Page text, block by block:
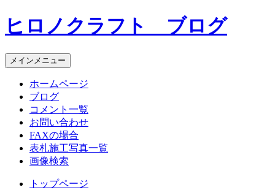
コ
ン
ン
ツ
ヒロノクラフト ブログ
メインメニュー
ホームページ
ブログ
コメント一覧
お問い合わせ
FAXの場合
表札施工写真一覧
画像検索
トップページ